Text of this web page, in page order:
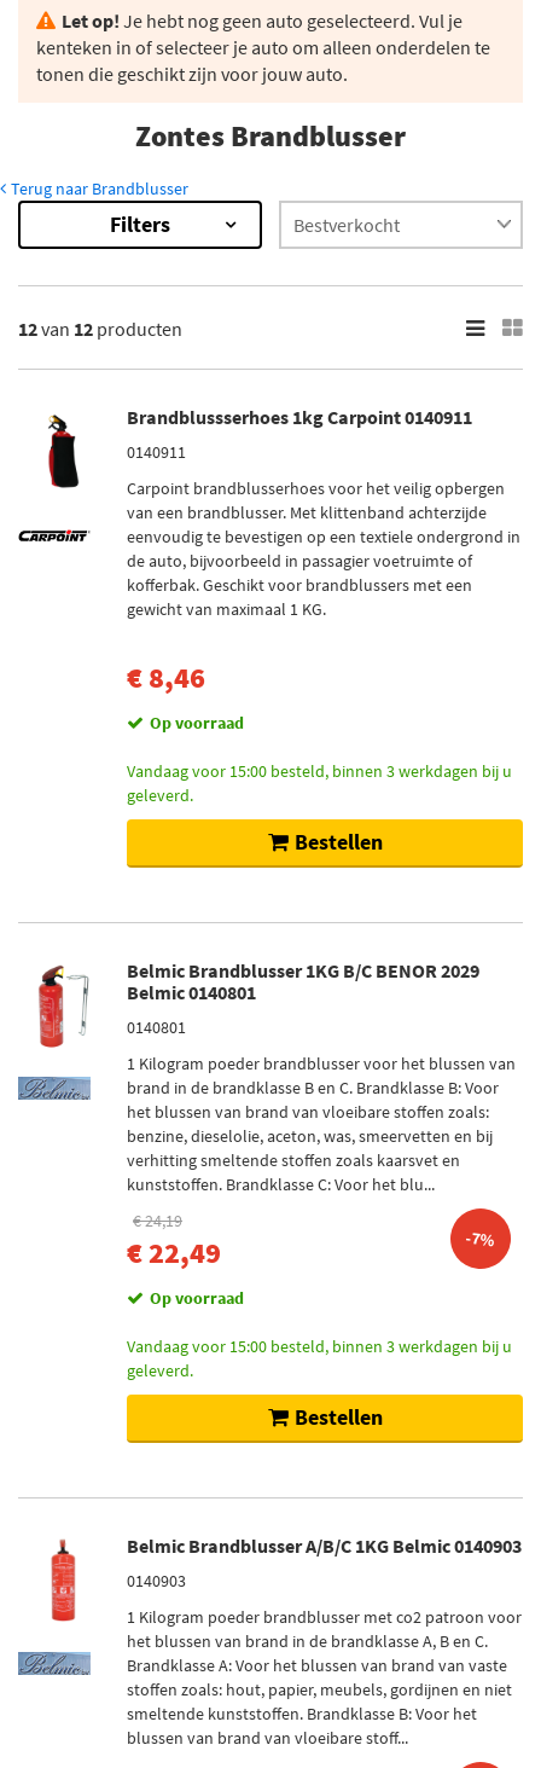
Let op! Je hebt nog geen auto geselecteerd. Vul je
kenteken in of selecteer je auto om alleen onderdelen te
tonen die geschikt zijn voor jouw auto.
Zontes Brandblusser
Terug naar Brandblusser
Resultaten
×
Carpoint (1)
Belmic (7)
Voorraad
Op voorraad (10)
Niet op voorraad (2)
Filters
12van 12 producten
Brandblussserhoes 1kg Carpoint 0140911
0140911
Carpoint brandblusserhoes voor het veilig opbergen
van een brandblusser. Met klittenband achterzijde
eenvoudig te bevestigen op een textiele ondergrond in
de auto, bijvoorbeeld in passagier voetruimte of
kofferbak. Geschikt voor brandblussers met een
gewicht van maximaal 1 KG.
€ 8,46
Op voorraad
Vandaag voor 15:00 besteld, binnen 3 werkdagen bij u
geleverd.
Bestellen
Belmic Brandblusser 1KG B/C BENOR 2029
Belmic 0140801
0140801
1 Kilogram poeder brandblusser voor het blussen van
brand in de brandklasse B en C. Brandklasse B: Voor
het blussen van brand van vloeibare stoffen zoals:
benzine, dieselolie, aceton, was, smeervetten en bij
verhitting smeltende stoffen zoals kaarsvet en
kunststoffen. Brandklasse C: Voor het blu...
€ 24,19
€ 22,49 -7%
Op voorraad
Vandaag voor 15:00 besteld, binnen 3 werkdagen bij u
geleverd.
Bestellen
Belmic Brandblusser A/B/C 1KG Belmic 0140903
0140903
1 Kilogram poeder brandblusser met co2 patroon voor
het blussen van brand in de brandklasse A, B en C.
Brandklasse A: Voor het blussen van brand van vaste
stoffen zoals: hout, papier, meubels, gordijnen en niet
smeltende kunststoffen. Brandklasse B: Voor het
blussen van brand van vloeibare stoff...